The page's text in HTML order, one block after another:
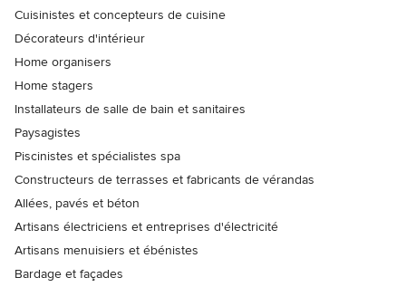
Cuisinistes et concepteurs de cuisine
Décorateurs d'intérieur
Home organisers
Home stagers
Installateurs de salle de bain et sanitaires
Paysagistes
Piscinistes et spécialistes spa
Constructeurs de terrasses et fabricants de vérandas
Allées, pavés et béton
Artisans électriciens et entreprises d'électricité
Artisans menuisiers et ébénistes
Bardage et façades